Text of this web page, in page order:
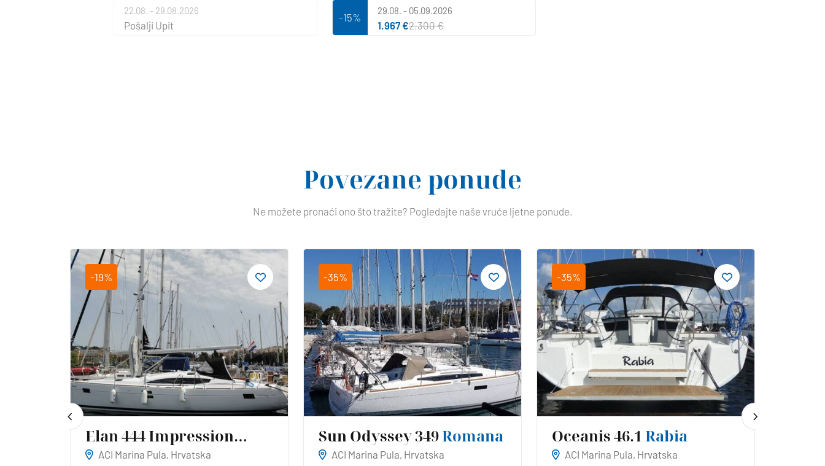
22.08. - 29.08.2026
Pošalji Upit
-15%
29.08. - 05.09.2026
1.967 €2.300 €
Povezane ponude
Ne možete pronaći ono što tražite? Pogledajte naše vruće ljetne ponude.
-19%
Elan 444 Impression
Reina
ACI Marina Pula, Hrvatska
-35%
Sun Odyssey 349Romana
ACI Marina Pula, Hrvatska
-35%
Oceanis 46.1 Rabia
ACI Marina Pula, Hrvatska